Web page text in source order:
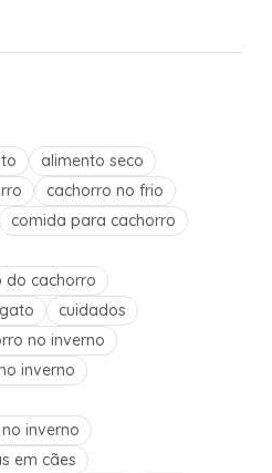
alimento seco
cachorro no frio
comida para cachorro
do cachorro
cuidados
no inverno
inverno
inverno
em cães